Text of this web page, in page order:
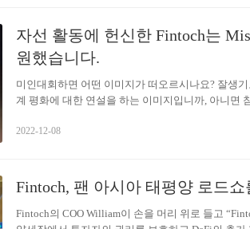
자선 활동에 헌신한 Fintoch는
원했습니다.
미인대회하면 어떤 이미지가 떠오르시나요? 잘생
계 평화에 대한 연설을 하는 이미지입니까, 아니면
집을 것입니다. 평등권에 대한 국제적 인식이 높아
방법을 사용하여 관심을 끌고 가장 심오한 방식으
2022-12-08
Fintoch, 팬 아시아 태평양 로드
Fintoch의 COO William이 손을 머리 위로 들고